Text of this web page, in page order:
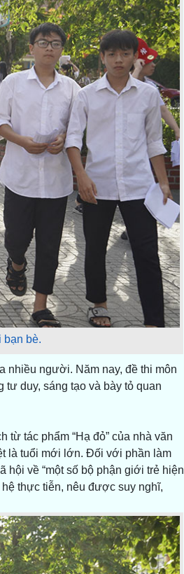
bạn bè.
nhiều người. Năm nay, đề thi môn
tư duy, sáng tạo và bày tỏ quan
tác phẩm “Hạ đỏ” của nhà văn
là tuổi mới lớn. Đối với phần làm
hội về “một số bộ phận giới trẻ hiện
thực tiễn, nêu được suy nghĩ,